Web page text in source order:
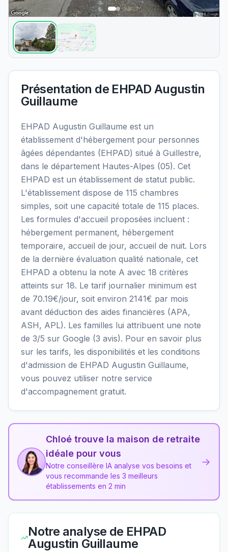
Présentation de EHPAD Augustin
Guillaume
EHPAD Augustin Guillaume est un
établissement d'hébergement pour personnes
âgées dépendantes (EHPAD) situé à Guillestre,
dans le département Hautes-Alpes (05). Cet
EHPAD est un établissement de statut public.
L'établissement dispose de 115 chambres
simples, soit une capacité totale de 115 places.
Les formules d'accueil proposées incluent :
hébergement permanent, hébergement
temporaire, accueil de jour, accueil de nuit. Lors
de la dernière évaluation qualité nationale, cet
EHPAD a obtenu la note A avec 18 critères
atteints sur 18. Le tarif journalier minimum est
de 70.19€/jour, soit environ 2141€ par mois
avant déduction des aides financières (APA,
ASH, APL). Les familles lui attribuent une note
de 3/5 sur Google (3 avis). Pour en savoir plus
sur les tarifs, les disponibilités et les conditions
d'admission de EHPAD Augustin Guillaume,
vous pouvez utiliser notre service
d'accompagnement gratuit.
Chloé trouve la maison de retraite
idéale pour vous
Notre conseillère IA analyse vos besoins et
vous recommande les 3 meilleurs
établissements en 2 min
→
Notre analyse de EHPAD
Augustin Guillaume